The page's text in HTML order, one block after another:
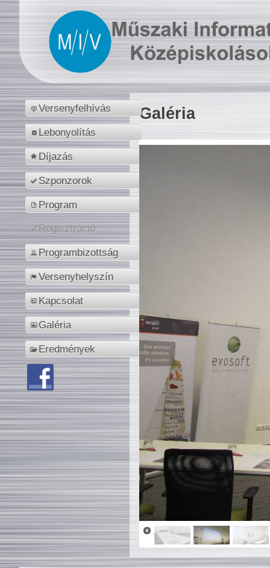
Versenyfelhívás
Lebonyolítás
Díjazás
Szponzorok
Program
Regisztráció
Programbizottság
Versenyhelyszín
Kapcsolat
Galéria
Eredmények
Galéria